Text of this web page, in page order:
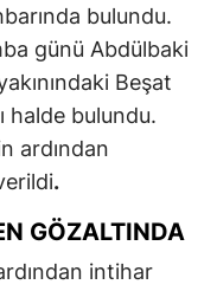
bulundu.
günü Abdülbaki
Beşat
halde bulundu.
ardından
.
GÖZALTINDA
intihar